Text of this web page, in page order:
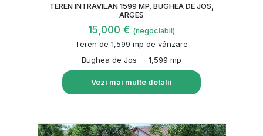
TEREN INTRAVILAN 1599 MP, BUGHEA DE JOS,
ARGES
15,000 € (negociabil)
Teren de 1,599 mp de vânzare
Bughea de Jos
1,599 mp
Vezi mai multe detalii